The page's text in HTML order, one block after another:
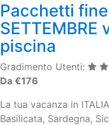
Pacchetti
piscina
Gradimento Utenti:
Da €176
La tua vacanza in
Basilicata, Sardegna,